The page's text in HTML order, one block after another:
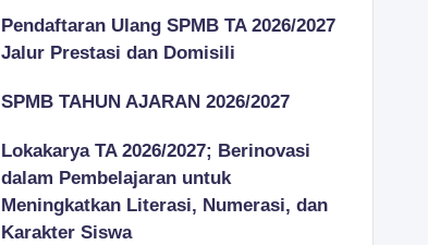
Pendaftaran Ulang SPMB TA 2026/2027
Jalur Prestasi dan Domisili
SPMB TAHUN AJARAN 2026/2027
Lokakarya TA 2026/2027; Berinovasi
dalam Pembelajaran untuk
Meningkatkan Literasi, Numerasi, dan
Karakter Siswa